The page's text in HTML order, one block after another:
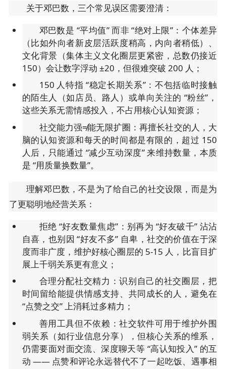
关于邓巴数，三个常见误区需要澄清：
邓巴数是 “平均值” 而非 “绝对上限”：个体差异
（比如外向者新皮层活跃度稍高，内向者稍低）、
文化背景（集体主义文化圈层更紧密，总数仍接近
150）会让数字浮动 ±20，但很难突破 200 人；
150 人特指 “稳定长期关系”：不包括临时接触
的陌生人（如店员、路人）或单向关注的 “粉丝”，
这些关系无需情感投入，不占用核心认知资源；
社交能力强≠能无限扩圈：再擅长社交的人，大
脑的认知资源和每天的时间都是有限的，超过 150
人后，只能通过 “减少互动深度” 来维持数量，本质
是 “用质量换数量”。
理解邓巴数，不是为了给自己的社交设限，而是为
了更聪明地经营关系：
拒绝 “好友数量焦虑”：别再为 “好友破千” 沾沾
自喜，也别因 “好友不多” 自卑，社交的价值在于深
度而非广度，维护好核心圈层的 5-15 人，比盲目扩
展上千弱关系更有意义；
合理分配社交精力：识别自己的社交圈层，把
时间留给能提供情感支持、共同成长的人，避免在
“点赞之交” 上消耗过多精力；
善用工具但不依赖：社交软件可用于维护外围
弱关系（如行业信息分享），但核心关系的维系，
仍需要面对面交流、深度聊天等 “高认知投入” 的互
动 —— 点赞和评论永远替代不了一起吃饭、遇事相